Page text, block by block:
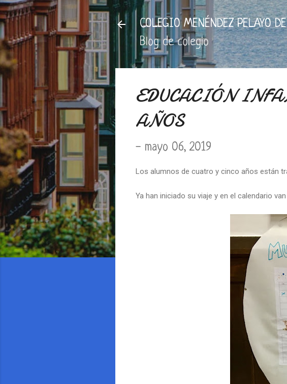
COLEGIO MENÉNDEZ PELAYO
Blog de colegio
EDUCACIÓN
AÑOS
- mayo 06, 2019
Los alumnos de cuatro y cinco años están
Ya han iniciado su viaje y en el calendario